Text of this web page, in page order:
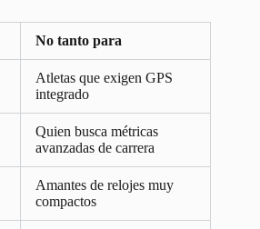
No tanto para
Atletas que exigen GPS
integrado
Quien busca métricas
avanzadas de carrera
Amantes de relojes muy
compactos